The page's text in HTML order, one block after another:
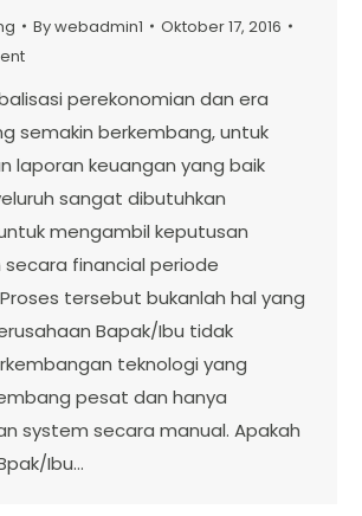
Bywebadmin1
Oktober 17, 2016
perekonomian dan era
semakin berkembang, untuk
laporan keuangan yang baik
sangat dibutuhkan
mengambil keputusan
financial periode
tersebut bukanlah hal yang
Bapak/Ibu tidak
teknologi yang
pesat dan hanya
system secara manual. Apakah
Ibu…